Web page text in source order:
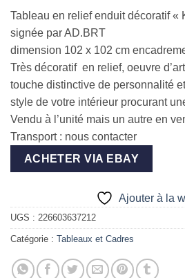
Tableau en relief enduit décoratif «
signée par AD.BRT
dimension 102 x 102 cm
Très décoratif en relief, oeuvre
touche distinctive de personnalité
style de votre intérieur procurant
Vendu à l’unité mais un autre en
Transport : nous contacter
ACHETER VIA EBAY
Ajouter à la
UGS : 226603637212
Catégorie : Tableaux et Cadres